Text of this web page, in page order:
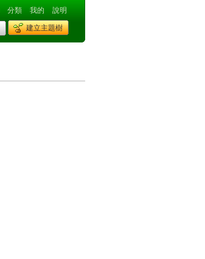
分類 我的 說明
建立主題樹